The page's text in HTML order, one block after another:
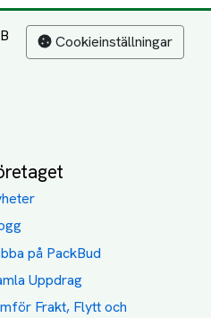
Cookieinställningar
på PackBud
Uppdrag
Frakt, Flytt och